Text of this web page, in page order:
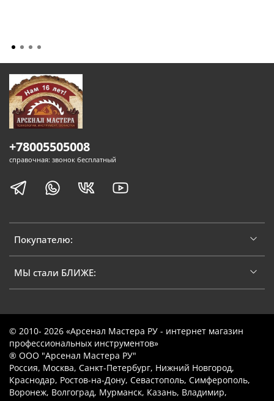
Покупателю:
МЫ стали БЛИЖЕ:
+78005505008
справочная: звонок бесплатный
© 2010- 2026 «Арсенал Мастера РУ - интернет магазин
профессиональных инструментов»
® ООО "Арсенал Мастера РУ"
Россия, Москва, Санкт-Петербург, Нижний Новгород,
Краснодар, Ростов-на-Дону, Севастополь, Симферополь,
Воронеж, Волгоград, Мурманск, Казань, Владимир,